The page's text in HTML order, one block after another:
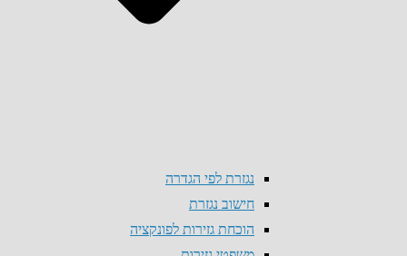
נגזרת לפי הגדרה
חישוב נגזרת
הוכחת גזירות לפונקציה